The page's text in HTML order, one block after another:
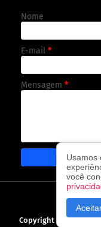
Nome
E-mail *
Mensagem *
CAPA
Copyright © 2026O
Usamos
você